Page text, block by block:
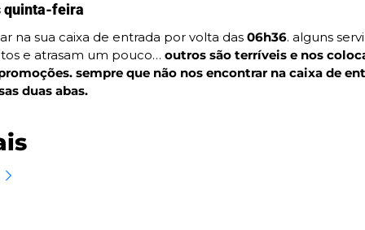
quinta-feira
na sua caixa de entrada por volta das 06h36. alguns
e atrasam um pouco… outros são terríveis e nos
sempre que não nos encontrar na caixa de
duas abas.